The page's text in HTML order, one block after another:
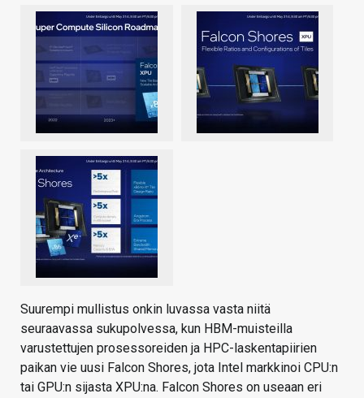
Suurempi mullistus onkin luvassa vasta niitä
seuraavassa sukupolvessa, kun HBM-muisteilla
varustettujen prosessoreiden ja HPC-laskentapiirien
paikan vie uusi Falcon Shores, jota Intel markkinoi CPU:n
tai GPU:n sijasta XPU:na. Falcon Shores on useaan eri